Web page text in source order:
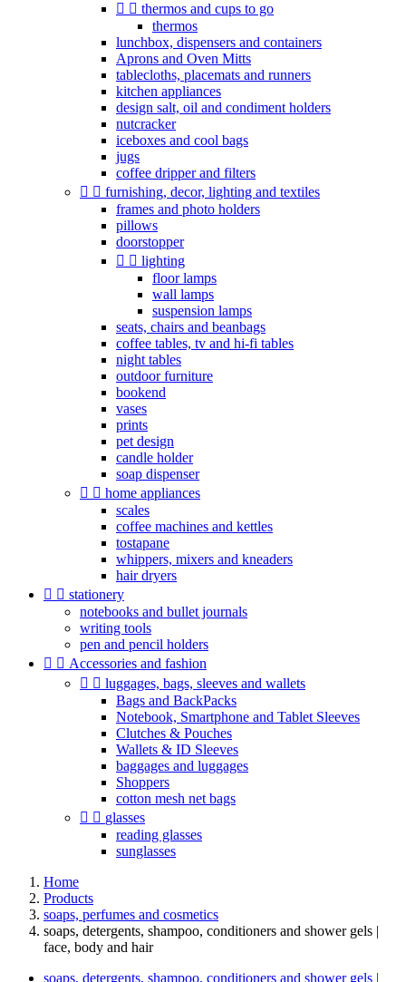
  thermos and cups to go
thermos
lunchbox, dispensers and containers
Aprons and Oven Mitts
tablecloths, placemats and runners
kitchen appliances
design salt, oil and condiment holders
nutcracker
iceboxes and cool bags
jugs
coffee dripper and filters
  furnishing, decor, lighting and textiles
frames and photo holders
pillows
doorstopper
  lighting
floor lamps
wall lamps
suspension lamps
seats, chairs and beanbags
coffee tables, tv and hi-fi tables
night tables
outdoor furniture
bookend
vases
prints
pet design
candle holder
soap dispenser
  home appliances
scales
coffee machines and kettles
tostapane
whippers, mixers and kneaders
hair dryers
  stationery
notebooks and bullet journals
writing tools
pen and pencil holders
  Accessories and fashion
  luggages, bags, sleeves and wallets
Bags and BackPacks
Notebook, Smartphone and Tablet Sleeves
Clutches & Pouches
Wallets & ID Sleeves
baggages and luggages
Shoppers
cotton mesh net bags
  glasses
reading glasses
sunglasses
Home
Products
soaps, perfumes and cosmetics
soaps, detergents, shampoo, conditioners and shower gels |
face, body and hair
soaps, detergents, shampoo, conditioners and shower gels |